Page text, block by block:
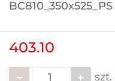
BC810_350x525_PS
403.10
szt.